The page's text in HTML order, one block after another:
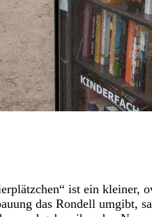
ist ein kleiner,
das Rondell umgibt,